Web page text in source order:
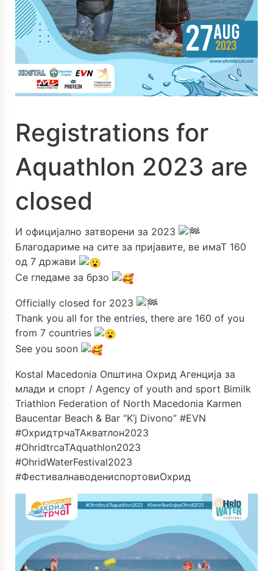
Registrations for
Aquathlon 2023 are
closed
И официјално затворени за 2023
Благодариме на сите за пријавите, ве имаТ 160
од 7 држави
Се гледаме за брзо
Officially closed for 2023
Thank you all for the entries, there are 160 of you
from 7 countries
See you soon
Kostal Macedonia Општина Охрид Агенција за
млади и спорт / Agency of youth and sport Bimilk
Triathlon Federation of North Macedonia Karmen
Baucentar Beach & Bar “K’j Divono” #EVN
#ОхридтрчаТАкватлон2023
#OhridtrcaTAquathlon2023
#OhridWaterFestival2023
#ФестивалнаводениспортовиОхрид